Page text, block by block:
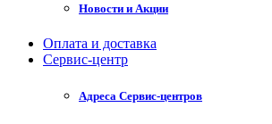
Новости и Акции
Оплата и доставка
Сервис-центр
Адреса Сервис-центров